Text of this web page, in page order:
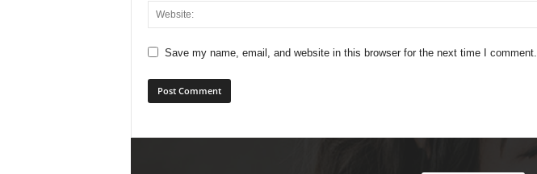
Save my name, email, and website in this browser for the next time I comment.